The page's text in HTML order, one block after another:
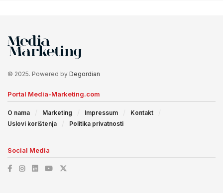
© 2025. Powered by Degordian
Portal Media-Marketing.com
O nama Marketing Impressum
Kontakt
Uslovi korištenja
Politika privatnosti
Social Media